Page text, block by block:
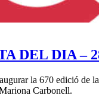
DEL DIA –
la 670 edició de
Carbonell.